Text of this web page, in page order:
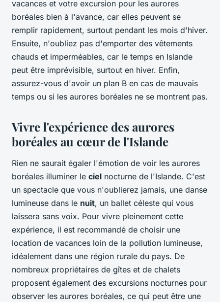
vacances et votre excursion pour les aurores
boréales bien à l'avance, car elles peuvent se
remplir rapidement, surtout pendant les mois d'hiver.
Ensuite, n'oubliez pas d'emporter des vêtements
chauds et imperméables, car le temps en Islande
peut être imprévisible, surtout en hiver. Enfin,
assurez-vous d'avoir un plan B en cas de mauvais
temps ou si les aurores boréales ne se montrent pas.
Vivre l'expérience des aurores
boréales au cœur de l'Islande
Rien ne saurait égaler l'émotion de voir les aurores
boréales illuminer le ciel nocturne de l'Islande. C'est
un spectacle que vous n'oublierez jamais, une danse
lumineuse dans le nuit, un ballet céleste qui vous
laissera sans voix. Pour vivre pleinement cette
expérience, il est recommandé de choisir une
location de vacances loin de la pollution lumineuse,
idéalement dans une région rurale du pays. De
nombreux propriétaires de gîtes et de chalets
proposent également des excursions nocturnes pour
observer les aurores boréales, ce qui peut être une